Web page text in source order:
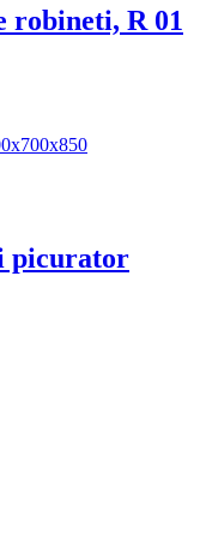
robineti, R 01
picurator